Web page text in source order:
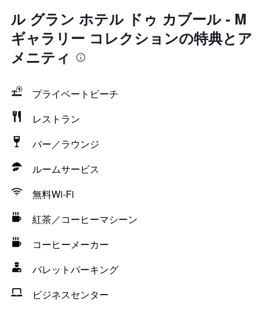
ル グラン ホテル ドゥ カブール - M
ギャラリー コレクションの特典とア
メニティ
プライベートビーチ
レストラン
バー／ラウンジ
ルームサービス
無料Wi-Fi
紅茶／コーヒーマシーン
コーヒーメーカー
バレットパーキング
ビジネスセンター